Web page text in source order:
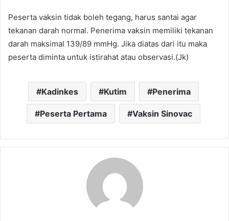
Peserta vaksin tidak boleh tegang, harus santai agar
tekanan darah normal. Penerima vaksin memiliki tekanan
darah maksimal 139/89 mmHg. Jika diatas dari itu maka
peserta diminta untuk istirahat atau observasi.(Jk)
Kadinkes Kutim Penerima
Peserta Pertama Vaksin Sinovac